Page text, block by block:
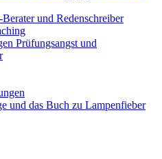
Berater und Redenschreiber
Prüfungsangst und
und das Buch zu Lampenfieber